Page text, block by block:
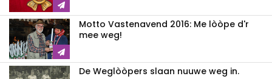
Motto Vastenavend 2016: Me lòòpe d'r
mee weg!
De Weglòòpers slaan nuuwe weg in.